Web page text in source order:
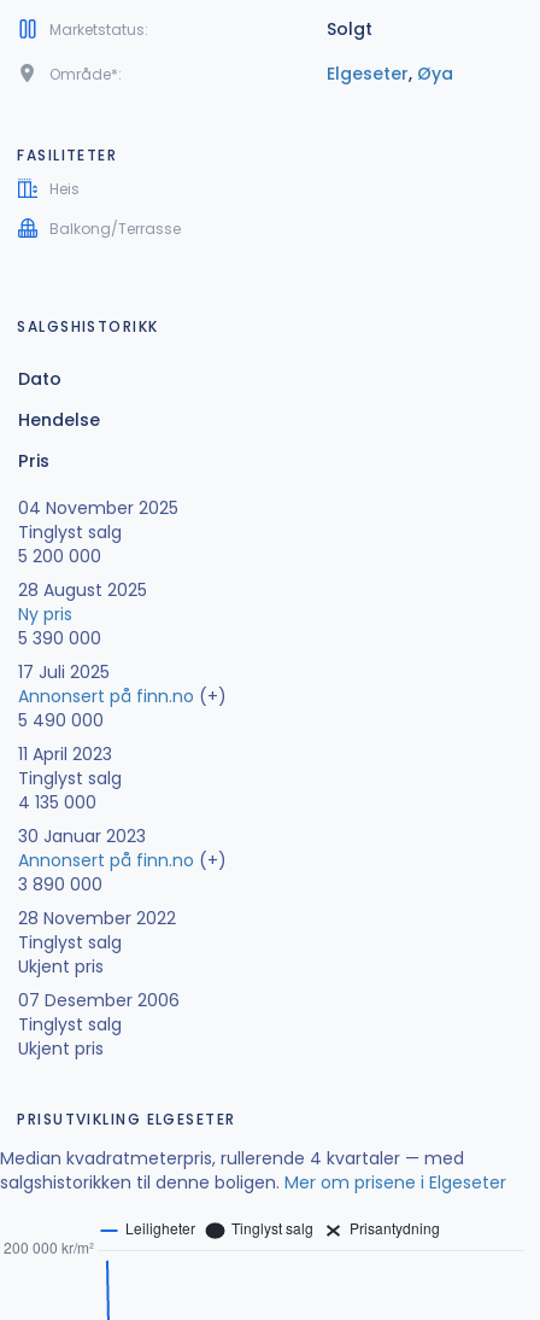
Marketstatus: Solgt
Område*: Elgeseter, Øya
FASILITETER
Heis
Balkong/Terrasse
SALGSHISTORIKK
Dato
Hendelse
Pris
04 November 2025
Tinglyst salg
5 200 000
28 August 2025
Ny pris
5 390 000
17 Juli 2025
Annonsert på finn.no (+)
5 490 000
11 April 2023
Tinglyst salg
4 135 000
30 Januar 2023
Annonsert på finn.no (+)
3 890 000
28 November 2022
Tinglyst salg
Ukjent pris
07 Desember 2006
Tinglyst salg
Ukjent pris
PRISUTVIKLING ELGESETER
Median kvadratmeterpris, rullerende 4 kvartaler — med
salgshistorikken til denne boligen. Mer om prisene i Elgeseter